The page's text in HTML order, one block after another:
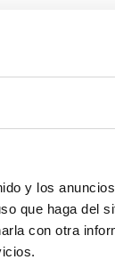
y los
que haga del
con otra
el agua
diseñados
en el agua.
se genera
que
ozono